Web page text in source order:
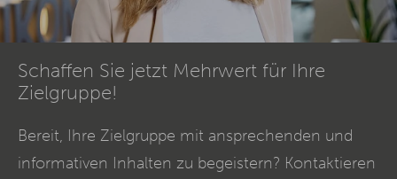
Schaffen Sie jetzt Mehrwert für Ihre
Zielgruppe!
Bereit, Ihre Zielgruppe mit ansprechenden und
informativen Inhalten zu begeistern? Kontaktieren